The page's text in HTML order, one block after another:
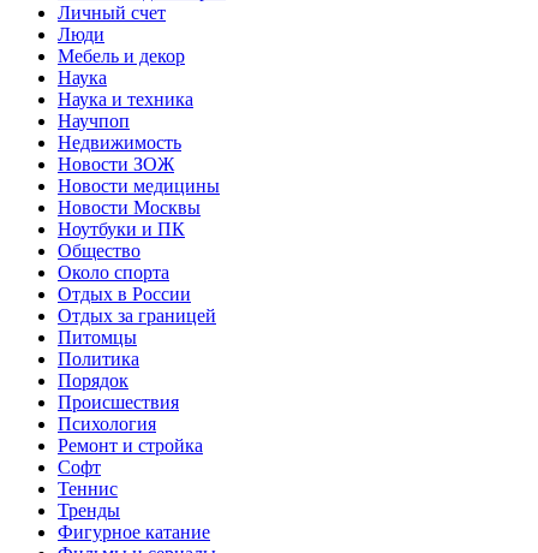
Личный счет
Люди
Мебель и декор
Наука
Наука и техника
Научпоп
Недвижимость
Новости ЗОЖ
Новости медицины
Новости Москвы
Ноутбуки и ПК
Общество
Около спорта
Отдых в России
Отдых за границей
Питомцы
Политика
Порядок
Происшествия
Психология
Ремонт и стройка
Софт
Теннис
Тренды
Фигурное катание